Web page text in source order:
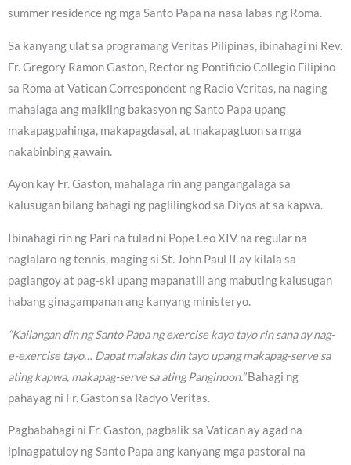
summer residence ng mga Santo Papa na nasa labas ng Roma.
Sa kanyang ulat sa programang Veritas Pilipinas, ibinahagi ni Rev.
Fr. Gregory Ramon Gaston, Rector ng Pontificio Collegio Filipino
sa Roma at Vatican Correspondent ng Radio Veritas, na naging
mahalaga ang maikling bakasyon ng Santo Papa upang
makapagpahinga, makapagdasal, at makapagtuon sa mga
nakabinbing gawain.
Ayon kay Fr. Gaston, mahalaga rin ang pangangalaga sa
kalusugan bilang bahagi ng paglilingkod sa Diyos at sa kapwa.
Ibinahagi rin ng Pari na tulad ni Pope Leo XIV na regular na
naglalaro ng tennis, maging si St. John Paul II ay kilala sa
paglangoy at pag-ski upang mapanatili ang mabuting kalusugan
habang ginagampanan ang kanyang ministeryo.
“Kailangan din ng Santo Papa ng exercise kaya tayo rin sana ay nag-
e-exercise tayo… Dapat malakas din tayo upang makapag-serve sa
ating kapwa, makapag-serve sa ating Panginoon.”Bahagi ng
pahayag ni Fr. Gaston sa Radyo Veritas.
Pagbabahagi ni Fr. Gaston, pagbalik sa Vatican ay agad na
ipinagpatuloy ng Santo Papa ang kanyang mga pastoral na